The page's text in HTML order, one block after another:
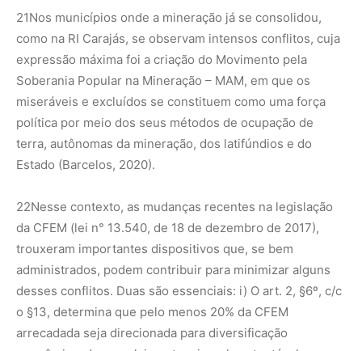
21Nos municípios onde a mineração já se consolidou,
como na RI Carajás, se observam intensos conflitos, cuja
expressão máxima foi a criação do Movimento pela
Soberania Popular na Mineração – MAM, em que os
miseráveis e excluídos se constituem como uma força
política por meio dos seus métodos de ocupação de
terra, autônomas da mineração, dos latifúndios e do
Estado (Barcelos, 2020).
22Nesse contexto, as mudanças recentes na legislação
da CFEM (lei n° 13.540, de 18 de dezembro de 2017),
trouxeram importantes dispositivos que, se bem
administrados, podem contribuir para minimizar alguns
desses conflitos. Duas são essenciais: i) O art. 2, §6º, c/c
o §13, determina que pelo menos 20% da CFEM
arrecadada seja direcionada para diversificação